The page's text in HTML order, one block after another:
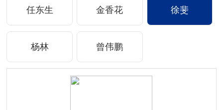
任东生 金香花 徐斐
杨林 曾伟鹏